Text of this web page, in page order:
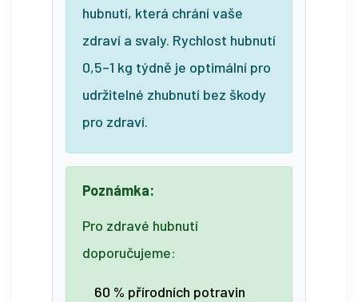
hubnutí, která chrání vaše
zdraví a svaly. Rychlost hubnutí
0,5–1 kg týdně je optimální pro
udržitelné zhubnutí bez škody
pro zdraví.
Poznámka:
Pro zdravé hubnutí
doporučujeme:
60 % přírodních potravin